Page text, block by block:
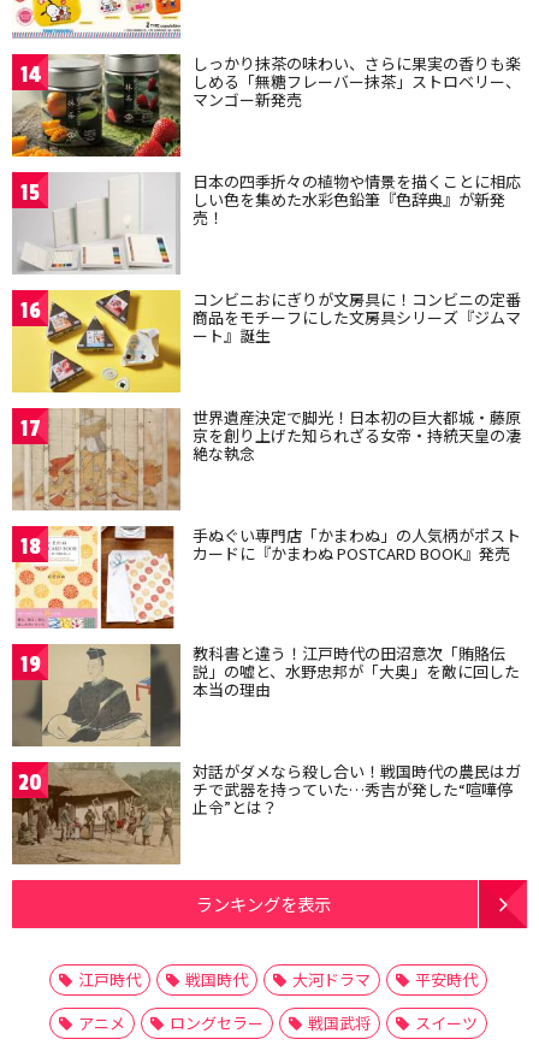
14 しっかり抹茶の味わい、さらに果実の香りも楽
しめる「無糖フレーバー抹茶」ストロベリー、
マンゴー新発売
15 日本の四季折々の植物や情景を描くことに相応
しい色を集めた水彩色鉛筆『色辞典』が新発
売！
16 コンビニおにぎりが文房具に！コンビニの定番
商品をモチーフにした文房具シリーズ『ジムマ
ート』誕生
17 世界遺産決定で脚光！日本初の巨大都城・藤原
京を創り上げた知られざる女帝・持統天皇の凄
絶な執念
18 手ぬぐい専門店「かまわぬ」の人気柄がポスト
カードに『かまわぬ POSTCARD BOOK』発売
19 教科書と違う！江戸時代の田沼意次「賄賂伝
説」の嘘と、水野忠邦が「大奥」を敵に回した
本当の理由
20 対話がダメなら殺し合い！戦国時代の農民はガ
チで武器を持っていた…秀吉が発した“喧嘩停
止令”とは？
ランキングを表示
江戸時代 戦国時代 大河ドラマ
平安時代
アニメ
ロングセラー 戦国武将
スイーツ